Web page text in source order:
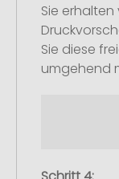
Sie
Sie diese
umgehend